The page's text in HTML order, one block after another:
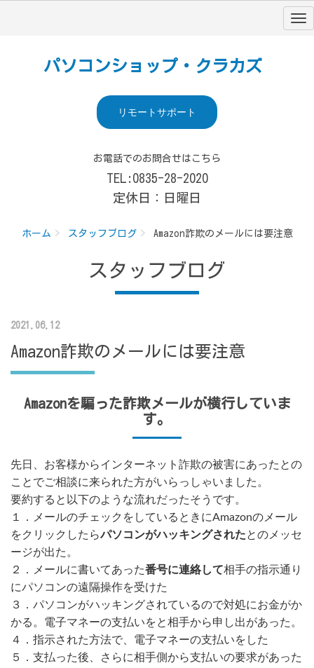
パソコンショップ・クラカズ
リモートサポート
お電話でのお問合せはこちら
TEL:0835-28-2020
定休日：日曜日
ホーム スタッフブログ Amazon詐欺のメールには要注意
スタッフブログ
2021.06.12
Amazon詐欺のメールには要注意
Amazonを騙った詐欺メールが横行していま
す。
先日、お客様からインターネット詐欺の被害にあったとの
ことでご相談に来られた方がいらっしゃいました。
要約すると以下のような流れだったそうです。
１．メールのチェックをしているときにAmazonのメール
をクリックしたらパソコンがハッキングされたとのメッセ
ージが出た。
２．メールに書いてあった番号に連絡して相手の指示通り
にパソコンの遠隔操作を受けた
３．パソコンがハッキングされているので対処にお金がか
かる。電子マネーの支払いをと相手から申し出があった。
４．指示された方法で、電子マネーの支払いをした
５．支払った後、さらに相手側から支払いの要求があった